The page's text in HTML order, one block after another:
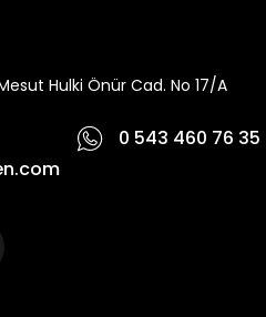
Hulki Önür Cad. No 17/A
0 543 460 76 35